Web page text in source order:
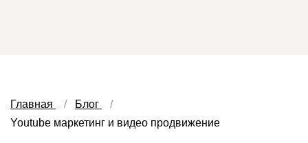
Главная
Блог
Youtube маркетинг и видео продвижение